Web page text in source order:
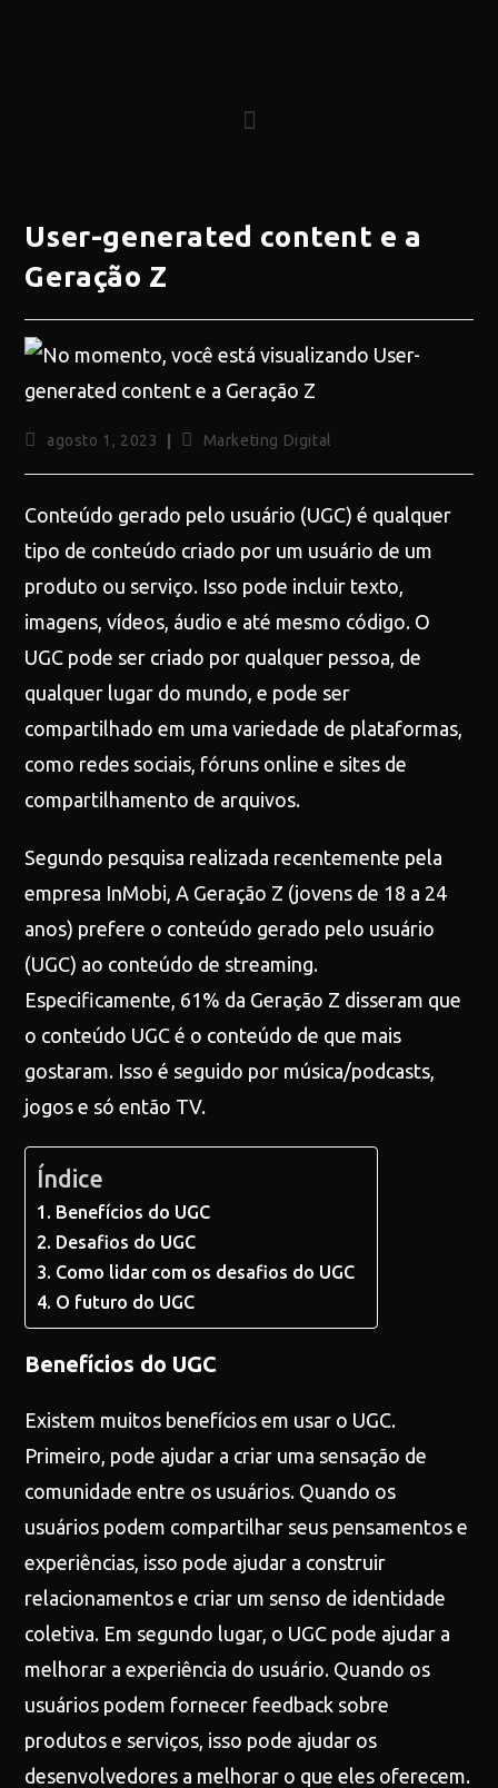
User-generated content e a
Geração Z
agosto 1, 2023 Marketing Digital
Conteúdo gerado pelo usuário (UGC) é qualquer
tipo de conteúdo criado por um usuário de um
produto ou serviço. Isso pode incluir texto,
imagens, vídeos, áudio e até mesmo código. O
UGC pode ser criado por qualquer pessoa, de
qualquer lugar do mundo, e pode ser
compartilhado em uma variedade de plataformas,
como redes sociais, fóruns online e sites de
compartilhamento de arquivos.
Segundo pesquisa realizada recentemente pela
empresa InMobi, A Geração Z (jovens de 18 a 24
anos) prefere o conteúdo gerado pelo usuário
(UGC) ao conteúdo de streaming.
Especificamente, 61% da Geração Z disseram que
o conteúdo UGC é o conteúdo de que mais
gostaram. Isso é seguido por música/podcasts,
jogos e só então TV.
Índice
Benefícios do UGC
Desafios do UGC
Como lidar com os desafios do UGC
O futuro do UGC
Benefícios do UGC
Existem muitos benefícios em usar o UGC.
Primeiro, pode ajudar a criar uma sensação de
comunidade entre os usuários. Quando os
usuários podem compartilhar seus pensamentos e
experiências, isso pode ajudar a construir
relacionamentos e criar um senso de identidade
coletiva. Em segundo lugar, o UGC pode ajudar a
melhorar a experiência do usuário. Quando os
usuários podem fornecer feedback sobre
produtos e serviços, isso pode ajudar os
desenvolvedores a melhorar o que eles oferecem.